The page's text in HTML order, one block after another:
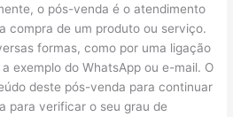
o pós-venda é o atendimento
compra de um produto ou serviço.
formas, como por uma ligação
exemplo do WhatsApp ou e-mail. O
deste pós-venda para continuar
para verificar o seu grau de